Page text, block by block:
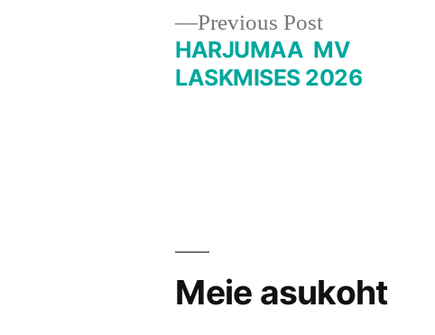
Navigeerimine
Previous PostPrevious
post:
HARJUMAA MV
LASKMISES 2026
Meie asukoht